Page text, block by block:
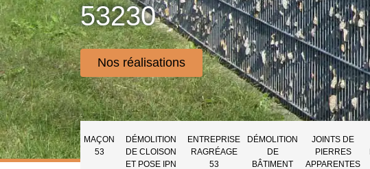
53230
Nos réalisations
MAÇON
53
DÉMOLITION
DE CLOISON
ET POSE IPN
ENTREPRISE
RAGRÉAGE
53
DÉMOLITION
DE
BÂTIMENT
JOINTS DE
PIERRES
APPARENTES